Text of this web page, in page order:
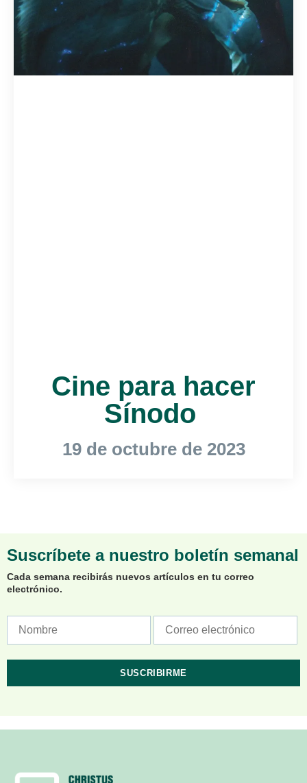
Cine para hacer
Sínodo
19 de octubre de 2023
Suscríbete a nuestro boletín semanal
Cada semana recibirás nuevos artículos en tu correo
electrónico.